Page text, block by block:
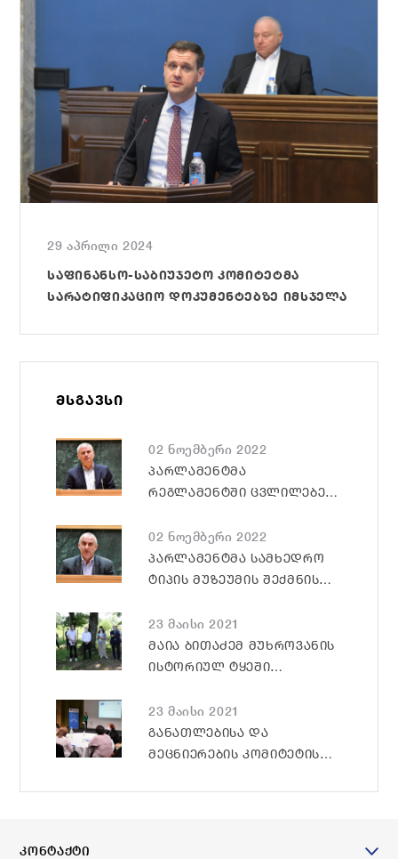
29 აპრილი 2024
ᲡᲐᲤᲘᲜᲐᲜᲡᲝ-ᲡᲐᲑᲘᲣᲯᲔᲢᲝ ᲙᲝᲛᲘᲢᲔᲢᲛᲐ
ᲡᲐᲠᲐᲢᲘᲤᲘᲙᲐᲪᲘᲝ ᲓᲝᲙᲣᲛᲔᲜᲢᲔᲑᲖᲔ ᲘᲛᲡᲯᲔᲚᲐ
ᲛᲡᲒᲐᲕᲡᲘ
02 ნოემბერი 2022
ᲞᲐᲠᲚᲐᲛᲔᲜᲢᲛᲐ
ᲠᲔᲒᲚᲐᲛᲔᲜᲢᲨᲘ ᲪᲕᲚᲘᲚᲔᲑᲔᲑᲡ
ᲙᲝᲜᲢᲠᲝᲚᲘᲡ ᲛᲔᲥᲐᲜᲘᲖᲛᲔᲑᲘᲡ
ᲒᲐᲖᲠᲓᲐᲡᲗᲐᲜ
ᲓᲐᲙᲐᲕᲨᲘᲠᲔᲑᲘᲗ ᲛᲔᲡᲐᲛᲔ
02 ნოემბერი 2022
ᲞᲐᲠᲚᲐᲛᲔᲜᲢᲛᲐ ᲡᲐᲛᲮᲔᲓᲠᲝ
ᲢᲘᲞᲘᲡ ᲛᲣᲖᲔᲣᲛᲘᲡ ᲨᲔᲥᲛᲜᲘᲡ
ᲓᲐᲣᲭᲘᲠᲐ
23 მაისი 2021
ᲛᲐᲘᲐ ᲑᲘᲗᲐᲫᲔᲛ ᲛᲣᲮᲠᲝᲕᲐᲜᲘᲡ
ᲘᲡᲢᲝᲠᲘᲣᲚ ᲢᲧᲔᲨᲘ
ᲐᲓᲒᲘᲚᲖᲔ ᲛᲝᲘᲜᲐᲮᲣᲚᲐ
23 მაისი 2021
ᲒᲐᲜᲐᲗᲚᲔᲑᲘᲡᲐ ᲓᲐ
ᲛᲔᲪᲜᲘᲔᲠᲔᲑᲘᲡ ᲙᲝᲛᲘᲢᲔᲢᲘᲡ
ᲞᲐᲠᲚᲐᲛᲔᲜᲢᲐᲠᲘᲖᲛᲘᲡ
ᲙᲝᲜᲢᲐᲥᲢᲘ